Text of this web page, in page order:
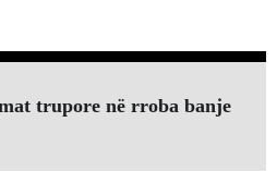
trupore në rroba banje